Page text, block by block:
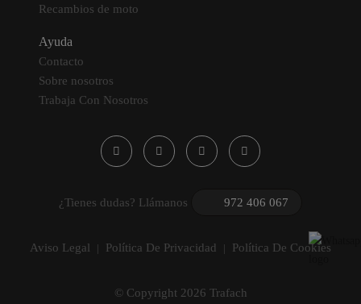
Recambios de moto
Ayuda
Contacto
Sobre nosotros
Trabaja Con Nosotros
¿Tienes dudas? Llámanos 972 406 067
© Copyright 2026 Trafach
Aviso Legal | Política De Privacidad | Política De Cookies